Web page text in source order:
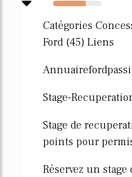
67%
Catégories
Ford (45) Liens
Stage-
Stage de
points pour
Réservez un